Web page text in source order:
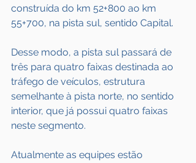
construída do km 52+800 ao km
55+700, na pista sul, sentido Capital.
Desse modo, a pista sul passará de
três para quatro faixas destinada ao
tráfego de veículos, estrutura
semelhante à pista norte, no sentido
interior, que já possui quatro faixas
neste segmento.
Atualmente as equipes estão